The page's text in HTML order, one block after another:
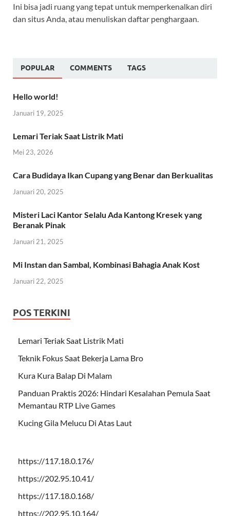
Ini bisa jadi ruang yang tepat untuk memperkenalkan diri
dan situs Anda, atau menuliskan daftar penghargaan.
POPULAR COMMENTS TAGS
Hello world!
Januari 19, 2025
Lemari Teriak Saat Listrik Mati
Mei 23, 2026
Cara Budidaya Ikan Cupang yang Benar dan Berkualitas
Januari 20, 2025
Misteri Laci Kantor Selalu Ada Kantong Kresek yang
Beranak Pinak
Januari 21, 2025
Mi Instan dan Sambal, Kombinasi Bahagia Anak Kost
Januari 22, 2025
POS TERKINI
Lemari Teriak Saat Listrik Mati
Teknik Fokus Saat Bekerja Lama Bro
Kura Kura Balap Di Malam
Panduan Praktis 2026: Hindari Kesalahan Pemula Saat
Memantau RTP Live Games
Kucing Gila Melucu Di Atas Laut
https://117.18.0.176/
https://202.95.10.41/
https://117.18.0.168/
https://202.95.10.164/